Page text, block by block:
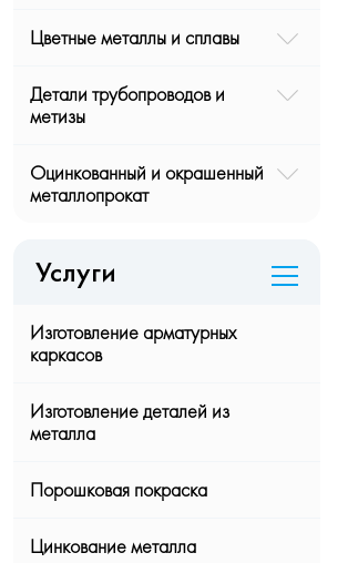
Цветные металлы и сплавы
Детали трубопроводов и
метизы
Оцинкованный и окрашенный
металлопрокат
Услуги
Изготовление арматурных
каркасов
Изготовление деталей из
металла
Порошковая покраска
Цинкование металла